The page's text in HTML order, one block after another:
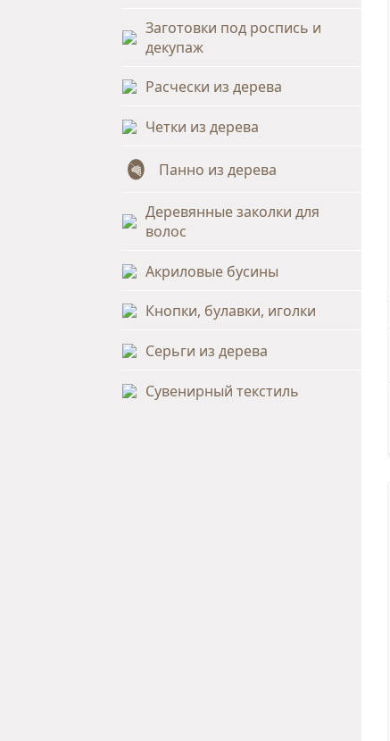
Заготовки под роспись и
декупаж
Расчески из дерева
Четки из дерева
Панно из дерева
Деревянные заколки для
волос
Акриловые бусины
Кнопки, булавки, иголки
Серьги из дерева
Сувенирный текстиль